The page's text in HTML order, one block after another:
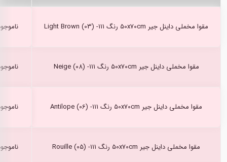
مقوا مخملی داینل جیر 50x70cm رنگ Light Brown (03) -111
مقوا مخملی داینل جیر 50x70cm رنگ Neige (08) -111
مقوا مخملی داینل جیر 50x70cm رنگ Antilope (06) -111
مقوا مخملی داینل جیر 50x70cm رنگ Rouille (05) -111